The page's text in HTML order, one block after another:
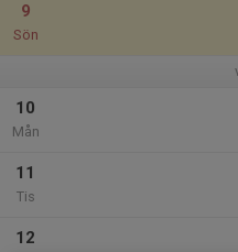
9
Sön
10
Mån
11
Tis
12